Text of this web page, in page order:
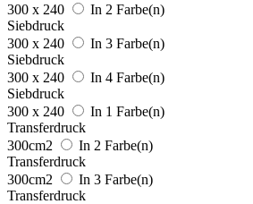
300 x 240
In 2 Farbe(n)
Siebdruck
300 x 240
In 3 Farbe(n)
Siebdruck
300 x 240
In 4 Farbe(n)
Siebdruck
300 x 240
In 1 Farbe(n)
Transferdruck
300cm2
In 2 Farbe(n)
Transferdruck
300cm2
In 3 Farbe(n)
Transferdruck